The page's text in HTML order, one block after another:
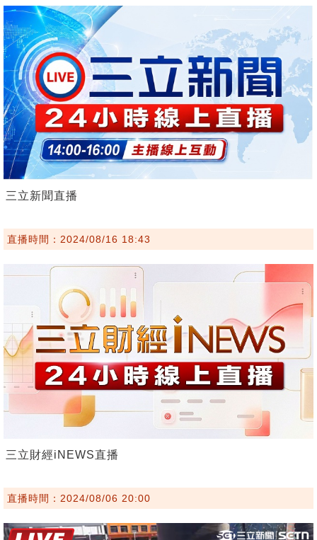
三立新聞直播
直播時間：2024/08/16 18:43
三立財經iNEWS直播
直播時間：2024/08/06 20:00